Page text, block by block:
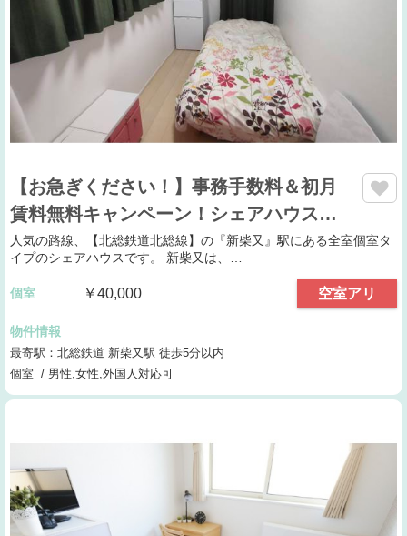
【お急ぎください！】事務手数料＆初月
賃料無料キャンペーン！シェアハウス…
人気の路線、【北総鉄道北総線】の『新柴又』駅にある全室個室タ
イプのシェアハウスです。 新柴又は、…
個室 ￥40,000 空室アリ
物件情報
最寄駅：北総鉄道 新柴又駅 徒歩5分以内
個室 / 男性,女性,外国人対応可